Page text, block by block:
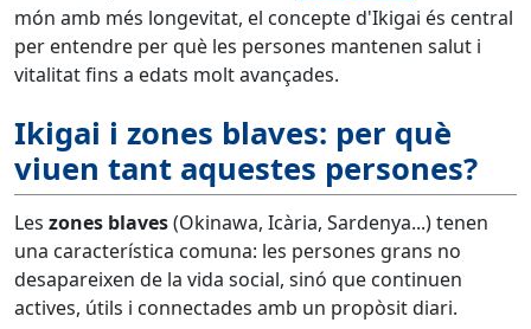
món amb més longevitat, el concepte d'Ikigai és central
per entendre per què les persones mantenen salut i
vitalitat fins a edats molt avançades.
Ikigai i zones blaves: per què
viuen tant aquestes persones?
Les zones blaves(Okinawa, Icària, Sardenya...) tenen
una característica comuna: les persones grans no
desapareixen de la vida social, sinó que continuen
actives, útils i connectades amb un propòsit diari.